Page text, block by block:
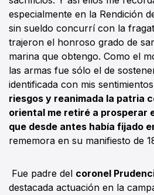
especialmente en la Rendición
sin sueldo concurrí con la
trajeron el honroso grado de
marina que obtengo. Como el
las armas fue sólo el de
identificada con mis
riesgos y reanimada la patria
oriental me retiré a prosperar
que desde antes había fijado
rememora en su manifiesto de
Fue padre del coronel
destacada actuación en la